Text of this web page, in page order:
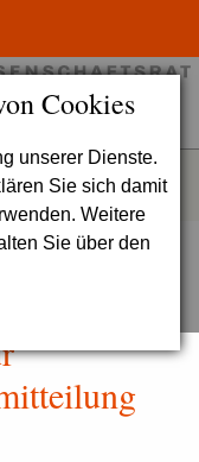
Cookies
unserer Dienste.
Sie sich damit
Weitere
Sie über den